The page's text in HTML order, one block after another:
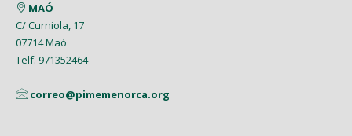
MAÓ
C/ Curniola, 17
07714 Maó
Telf. 971352464
correo@pimemenorca.org